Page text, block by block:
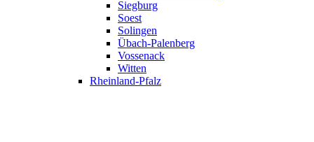
Siegburg
Soest
Solingen
Übach-Palenberg
Vossenack
Witten
Rheinland-Pfalz